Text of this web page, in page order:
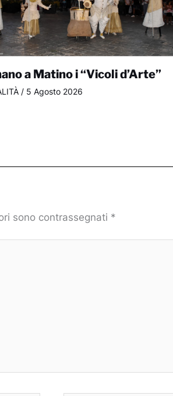
a Matino i “Vicoli d’Arte”
/ 5 Agosto 2026
sono contrassegnati *